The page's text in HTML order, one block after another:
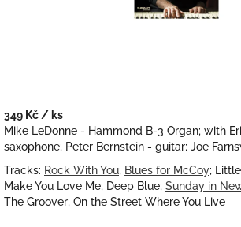
349 Kč / ks
Měrná
cena:
Mike LeDonne - Hammond B-3 Organ; with
saxophone; Peter Bernstein - guitar; Joe
Tracks: Rock With You; Blues for McCoy;
Make You Love Me; Deep Blue; Sunday in
The Groover; On the Street Where You Live